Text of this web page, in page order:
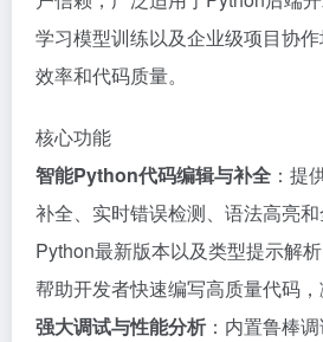
学习模型训练以及企业级项目协
效率和代码质量。
核心功能
智能Python代码编辑与补全 ：提
补全、实时错误检测、语法高亮
Python最新版本以及类型提示解
帮助开发者快速编写高质量代码，
强大调试与性能分析 ：内置鲁棒